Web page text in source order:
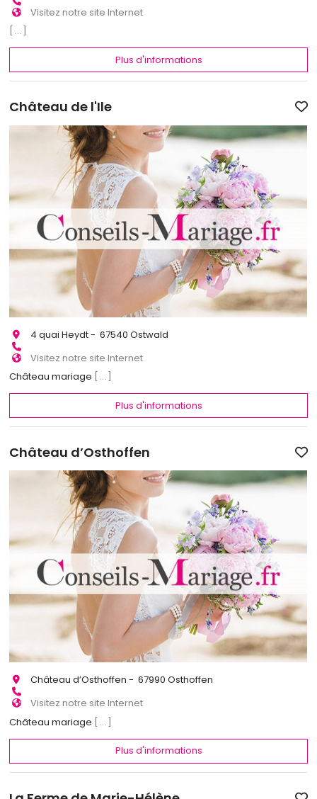
Visitez notre site Internet
[...]
Plus d'informations
Château de l'Ile
4 quai Heydt - 67540 Ostwald
Visitez notre site Internet
Château mariage [...]
Plus d'informations
Château d’Osthoffen
Château d’Osthoffen - 67990 Osthoffen
Visitez notre site Internet
Château mariage [...]
Plus d'informations